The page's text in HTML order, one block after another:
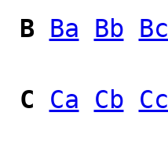
B
Ba Bb Bc
C
Ca Cb Cc